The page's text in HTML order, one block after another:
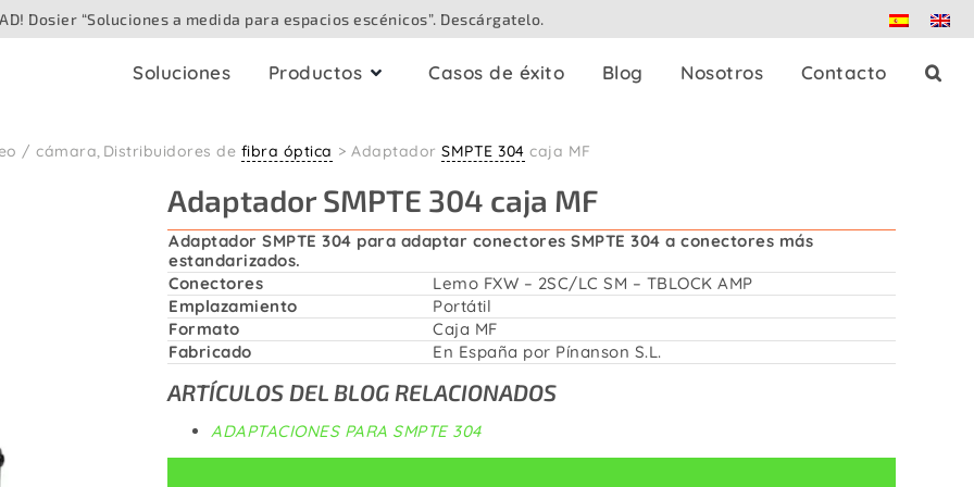
Dosier “Soluciones a medida para espacios escénicos”. Descárgatelo.
Soluciones Productos
/ DMX
Cajas audiovisuales
Para techo
Para mesa
Para exteriores
Patch panels
Controladores
Casos de éxito Blog Nosotros Contacto
/ cámara Distribuidores de fibra óptica AdaptadorSMPTE 304 caja MF
Adaptador SMPTE 304 caja MF
Adaptador SMPTE 304 para adaptar conectores SMPTE 304 a conectores más
estandarizados.
Conectores
Lemo FXW – 2SC/LC SM – TBLOCK AMP
Emplazamiento
Portátil
Formato
Caja MF
Fabricado
En España por Pínanson S.L.
ARTÍCULOS DEL BLOG RELACIONADOS
ADAPTACIONES PARA SMPTE 304